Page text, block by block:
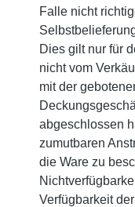
Falle nicht
Dies gilt nur für
nicht vom
mit der
abgeschlossen
zumutbaren
die Ware zu
Verfügbarkeit